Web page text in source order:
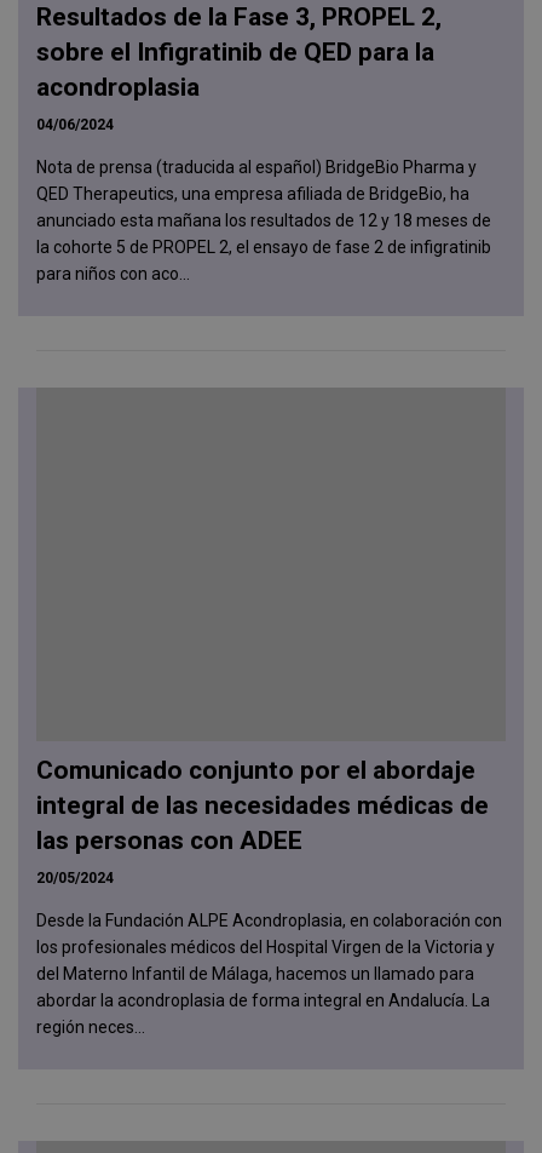
Resultados de la Fase 3, PROPEL 2,
sobre el Infigratinib de QED para la
acondroplasia
04/06/2024
Nota de prensa (traducida al español) BridgeBio Pharma y
QED Therapeutics, una empresa afiliada de BridgeBio, ha
anunciado esta mañana los resultados de 12 y 18 meses de
la cohorte 5 de PROPEL 2, el ensayo de fase 2 de infigratinib
para niños con aco...
Comunicado conjunto por el abordaje
integral de las necesidades médicas de
las personas con ADEE
20/05/2024
Desde la Fundación ALPE Acondroplasia, en colaboración con
los profesionales médicos del Hospital Virgen de la Victoria y
del Materno Infantil de Málaga, hacemos un llamado para
abordar la acondroplasia de forma integral en Andalucía. La
región neces...